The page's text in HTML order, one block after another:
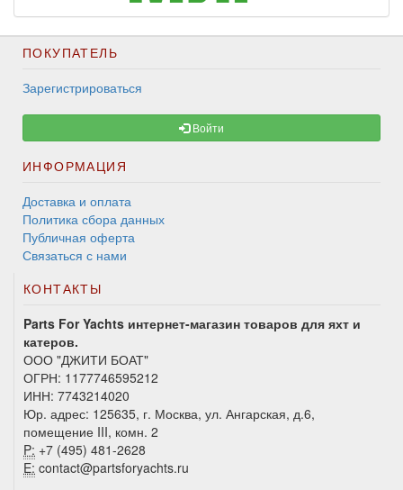
ПОКУПАТЕЛЬ
Зарегистрироваться
Войти
ИНФОРМАЦИЯ
Доставка и оплата
Политика сбора данных
Публичная оферта
Связаться с нами
КОНТАКТЫ
Parts For Yachts интернет-магазин товаров для яхт и
катеров.
ООО "ДЖИТИ БОАТ"
ОГРН: 1177746595212
ИНН: 7743214020
Юр. адрес: 125635, г. Москва, ул. Ангарская, д.6,
помещение III, комн. 2
P: +7 (495) 481-2628
E: contact@partsforyachts.ru